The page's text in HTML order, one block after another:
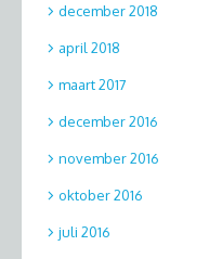
december 2018
april 2018
maart 2017
december 2016
november 2016
oktober 2016
juli 2016